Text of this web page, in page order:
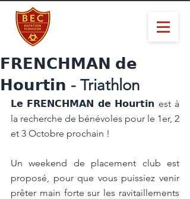
𝗙𝗥𝗘𝗡𝗖𝗛𝗠𝗔𝗡 𝗱𝗲
𝗛𝗼𝘂𝗿𝘁𝗶𝗻 - Triathlon
𝗟𝗲 𝗙𝗥𝗘𝗡𝗖𝗛𝗠𝗔𝗡 𝗱𝗲 𝗛𝗼𝘂𝗿𝘁𝗶𝗻 est à
la recherche de bénévoles pour le 1er, 2
et 3 Octobre prochain !
Un weekend de placement club est
proposé, pour que vous puissiez venir
prêter main forte sur les ravitaillements